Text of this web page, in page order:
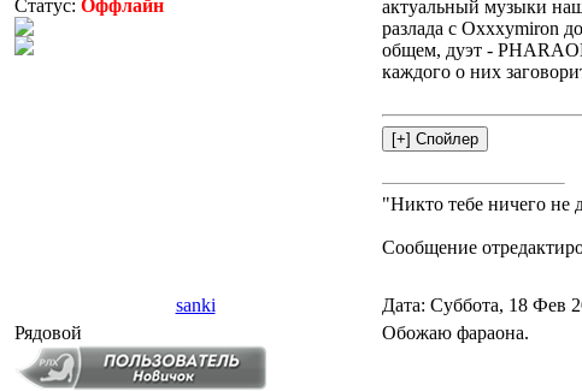
Статус: Оффлайн
актуальный музыки
разлада с Oxxxymiron
общем, дуэт -
каждого о них
"Никто тебе ничего не
Сообщение
sanki Дата: Суббота, 18 Фев
Рядовой
Обожаю фараона.